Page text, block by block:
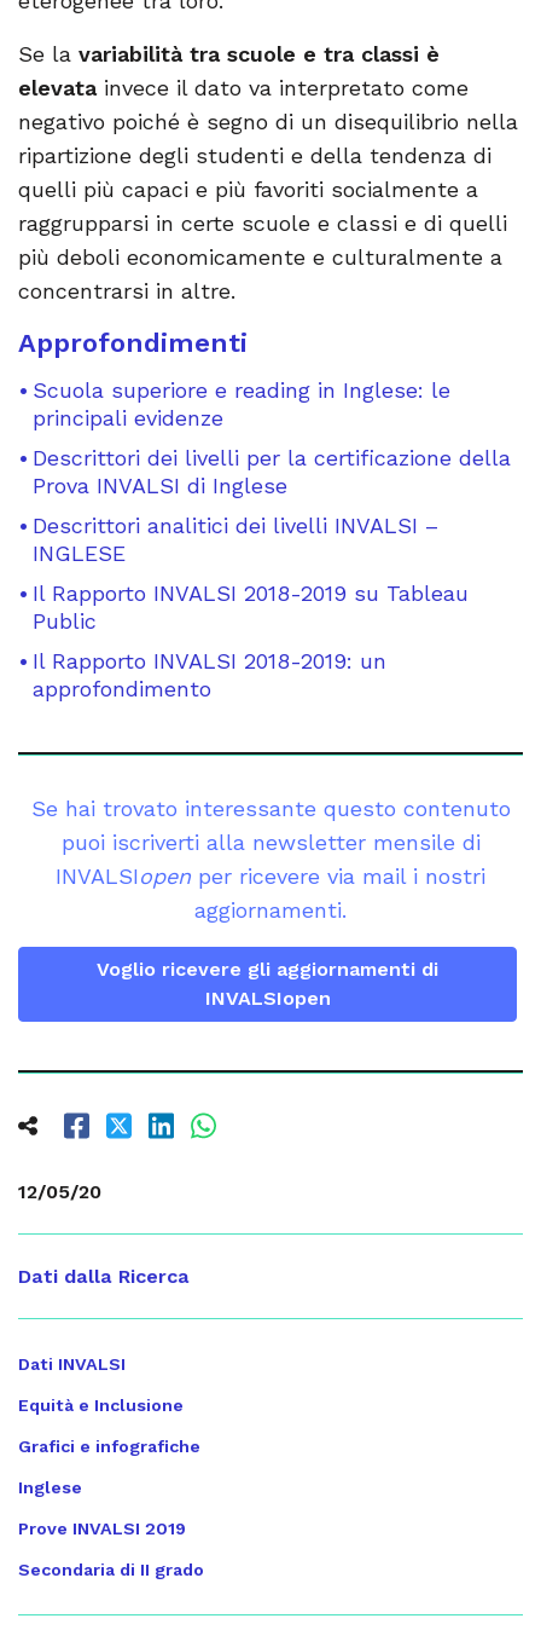
12/05/20
Dati dalla Ricerca
Dati INVALSI
Equità e Inclusione
Grafici e infografiche
Inglese
Prove INVALSI 2019
Secondaria di II grado
Se la variabilità tra scuole e tra classi è
elevatainvece il dato va interpretato come
negativo poiché è segno di un disequilibrio nella
ripartizione degli studenti e della tendenza di
quelli più capaci e più favoriti socialmente a
raggrupparsi in certe scuole e classi e di quelli
più deboli economicamente e culturalmente a
concentrarsi in altre.
Approfondimenti
Scuola superiore e reading in Inglese: le
principali evidenze
Descrittori dei livelli per la certificazione della
Prova INVALSI di Inglese
Descrittori analitici dei livelli INVALSI –
INGLESE
Il Rapporto INVALSI 2018-2019 su Tableau
Public
Il Rapporto INVALSI 2018-2019: un
approfondimento
Se hai trovato interessante questo contenuto
puoi iscriverti alla newsletter mensile di
INVALSIopen per ricevere via mail i nostri
aggiornamenti.
Voglio ricevere gli aggiornamenti di
INVALSIopen